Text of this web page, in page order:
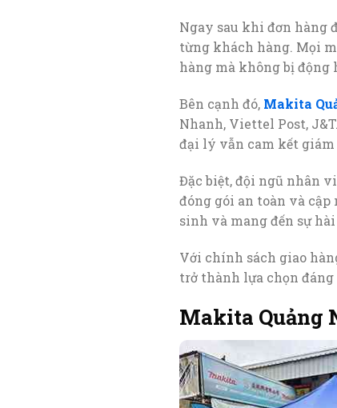
Ngay sau khi đơn hàng
từng khách hàng. Mọi
hàng mà không bị động
Bên cạnh đó, Makita
Nhanh, Viettel Post,
đại lý vẫn cam kết
Đặc biệt, đội ngũ nhân
đóng gói an toàn và
sinh và mang đến sự
Với chính sách giao
trở thành lựa chọn
Makita Quảng